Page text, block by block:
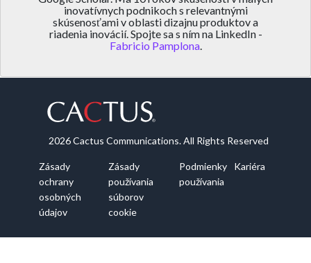
inovatívnych podnikoch s relevantnými
skúsenosťami v oblasti dizajnu produktov a
riadenia inovácií. Spojte sa s ním na LinkedIn -
Fabricio Pamplona.
2026 Cactus Communications. All Rights Reserved
Zásady
ochrany
osobných
údajov
Zásady
používania
súborov
cookie
Podmienky
používania
Kariéra